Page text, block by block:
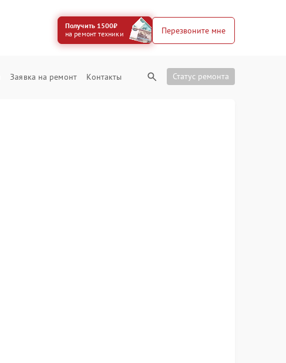
Получить 1500₽
на ремонт техники
Перезвоните мне
Заявка на ремонт Контакты Статус ремонта